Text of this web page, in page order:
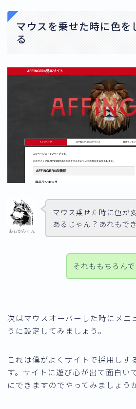
マウスを乗せた時に色を
る
おおかみくん
マウス乗せた時に色が
あるじゃん？あれもで
それももちろんで
次はマウスオーバーした時にメニ
うに設定してみましょう。
これは僕がよくサイトで採用しす
す。サイトに遊び心が出て面白い
にできますのでやってみましょう